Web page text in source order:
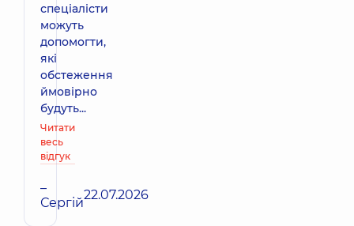
спеціалісти
можуть
допомогти,
які
обстеження
ймовірно
будуть...
Читати
весь
відгук
–
Сергій22.07.2026